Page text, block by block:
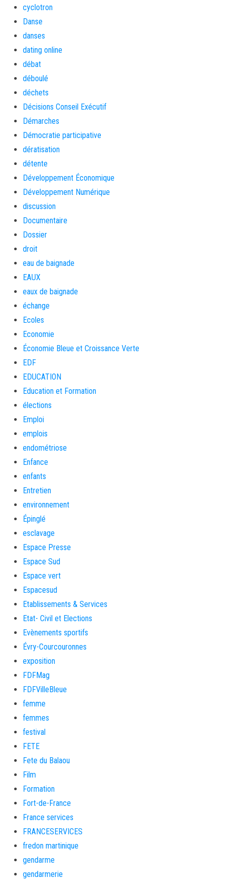
cyclotron
Danse
danses
dating online
débat
déboulé
déchets
Décisions Conseil Exécutif
Démarches
Démocratie participative
dératisation
détente
Développement Économique
Développement Numérique
discussion
Documentaire
Dossier
droit
eau de baignade
EAUX
eaux de baignade
échange
Ecoles
Economie
Économie Bleue et Croissance Verte
EDF
EDUCATION
Education et Formation
élections
Emploi
emplois
endométriose
Enfance
enfants
Entretien
environnement
Épinglé
esclavage
Espace Presse
Espace Sud
Espace vert
Espacesud
Etablissements & Services
Etat- Civil et Elections
Evènements sportifs
Évry-Courcouronnes
exposition
FDFMag
FDFVilleBleue
femme
femmes
festival
FETE
Fete du Balaou
Film
Formation
Fort-de-France
France services
FRANCESERVICES
fredon martinique
gendarme
gendarmerie